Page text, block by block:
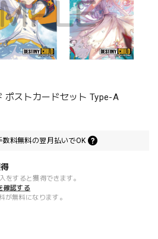
ポストカードセット Type-A
数料無料の翌月払いでOK
をすると獲得できます。
確認する
無料になります。